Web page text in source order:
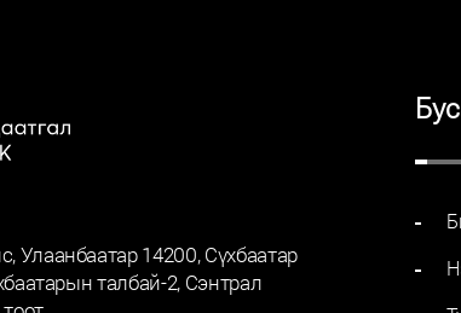
Улаанбаатар 14200, Сүхбаатар
талбай-2, Сэнтрал